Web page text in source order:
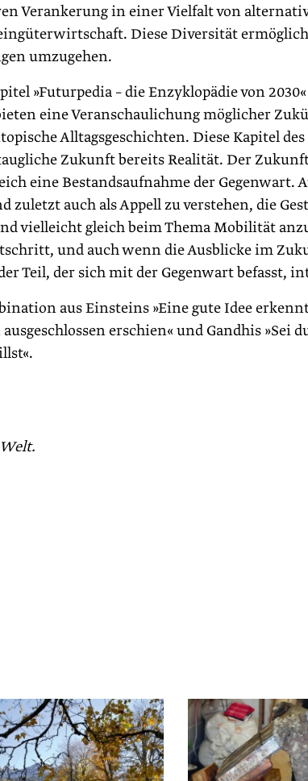
Verankerung in einer Vielfalt von
Diese Diversität
umzugehen.
»Futurpedia – die Enzyklopädie von
eine Veranschaulichung möglicher
Alltagsgeschichten. Diese Kapitel des
Zukunft bereits Realität. Der
eine Bestandsaufnahme der Gegenwart.
auch als Appell zu verstehen, die
vielleicht gleich beim Thema Mobilität
und auch wenn die Ausblicke im
Teil, der sich mit der Gegenwart befasst,
aus Einsteins »Eine gute Idee
erschien« und Gandhis »Sei